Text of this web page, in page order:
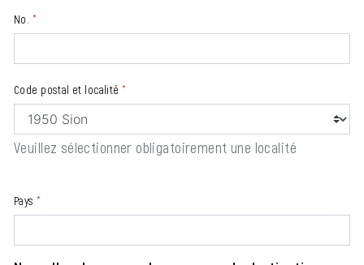
No. *
Code postal et localité*
Veuillez sélectionner obligatoirement une localité
Pays*